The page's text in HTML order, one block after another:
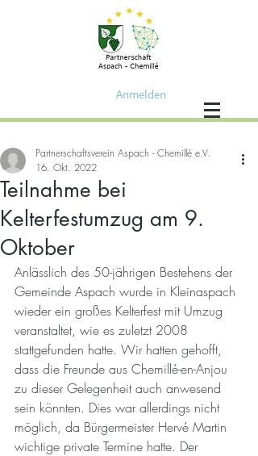
Anmelden
Teilnahme bei
Kelterfestumzug am 9.
Oktober
Partnerschaftsverein Aspach - Chemillé e.V.
16. Okt. 2022
Anlässlich des 50-jährigen Bestehens der
Gemeinde Aspach wurde in Kleinaspach
wieder ein großes Kelterfest mit Umzug
veranstaltet, wie es zuletzt 2008
stattgefunden hatte. Wir hatten gehofft,
dass die Freunde aus Chemillé-en-Anjou
zu dieser Gelegenheit auch anwesend
sein könnten. Dies war allerdings nicht
möglich, da Bürgermeister Hervé Martin
wichtige private Termine hatte. Der